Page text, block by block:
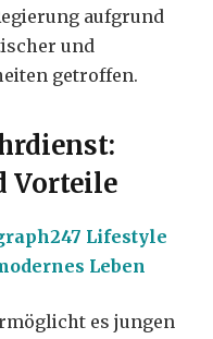
aufgrund
und
getroffen.
Vorteile
Lifestyle
Leben
es jungen